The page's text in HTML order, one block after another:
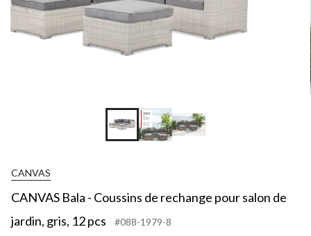
CANVAS
CANVAS Bala - Coussins de rechange pour salon de
jardin, gris, 12 pcs
#088-1979-8